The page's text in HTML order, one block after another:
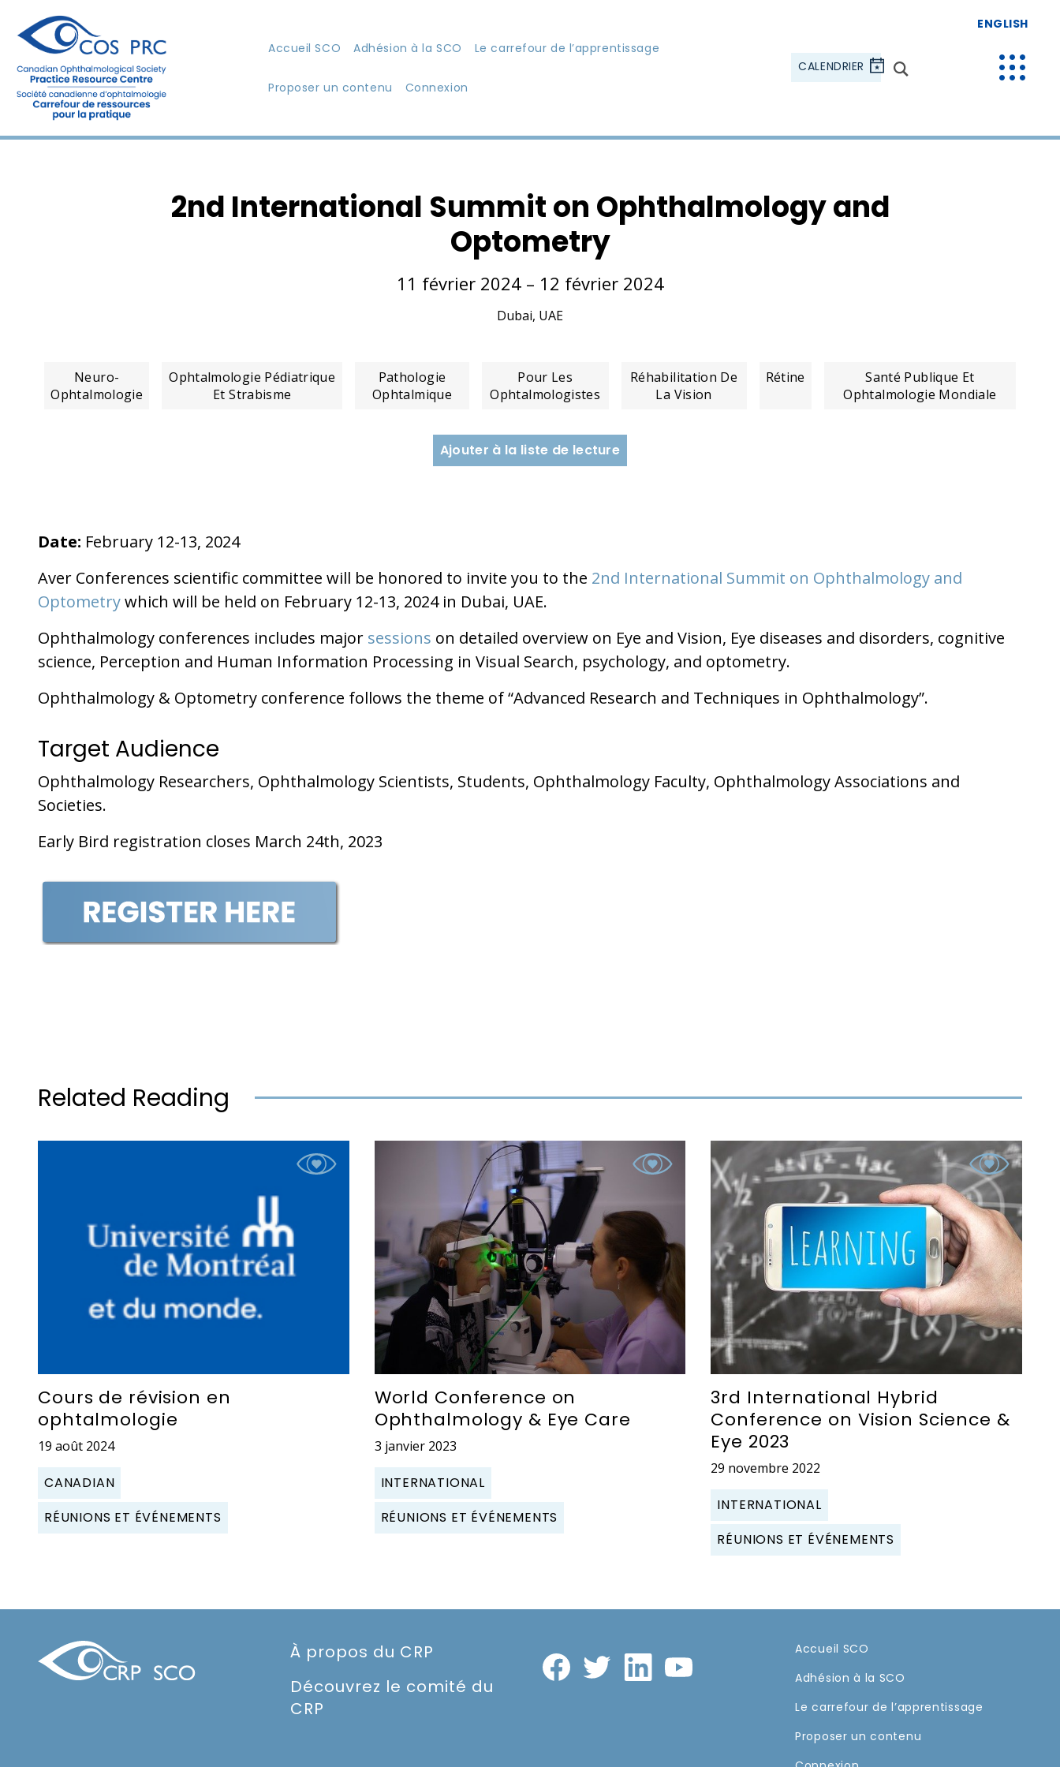
Accueil SCO Adhésion à la SCO Le carrefour de l’apprentissage
Proposer un contenu Connexion
CALENDRIER
ENGLISH
2nd International Summit on Ophthalmology and
Optometry
11 février 2024 – 12 février 2024
Dubai, UAE
Neuro-
Ophtalmologie
Ophtalmologie Pédiatrique
Et Strabisme
Pathologie
Ophtalmique
Pour Les
Ophtalmologistes
Réhabilitation De
La Vision
Rétine
Santé Publique Et
Ophtalmologie Mondiale
Ajouter à la liste de lecture
Date: February 12-13, 2024
Aver Conferences scientific committee will be honored to invite you to the 2nd International Summit on Ophthalmology and
Optometrywhich will be held on February 12-13, 2024 in Dubai, UAE.
Ophthalmology conferences includes major sessions on detailed overview on Eye and Vision, Eye diseases and disorders, cognitive
science, Perception and Human Information Processing in Visual Search, psychology, and optometry.
Ophthalmology & Optometry conference follows the theme of “Advanced Research and Techniques in Ophthalmology”.
Target Audience
Ophthalmology Researchers, Ophthalmology Scientists, Students, Ophthalmology Faculty, Ophthalmology Associations and
Societies.
Early Bird registration closes March 24th, 2023
Related Reading
Cours de révision en
ophtalmologie
19 août 2024
CANADIAN
RÉUNIONS ET ÉVÉNEMENTS
World Conference on
Ophthalmology & Eye Care
3 janvier 2023
INTERNATIONAL
RÉUNIONS ET ÉVÉNEMENTS
3rd International Hybrid
Conference on Vision Science &
Eye 2023
29 novembre 2022
INTERNATIONAL
RÉUNIONS ET ÉVÉNEMENTS
À propos du CRP
Découvrez le comité du
CRP
Accueil SCO
Adhésion à la SCO
Le carrefour de l’apprentissage
Proposer un contenu